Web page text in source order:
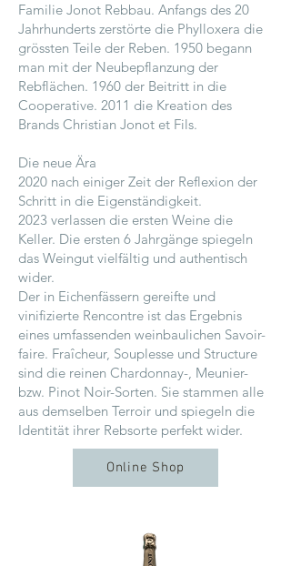
Familie Jonot Rebbau. Anfangs des 20
Jahrhunderts zerstörte die Phylloxera die
grössten Teile der Reben. 1950 begann
man mit der Neubepflanzung der
Rebflächen. 1960 der Beitritt in die
Cooperative. 2011 die Kreation des
Brands Christian Jonot et Fils.
Die neue Ära
2020 nach einiger Zeit der Reflexion der
Schritt in die Eigenständigkeit.
2023 verlassen die ersten Weine die
Keller. Die ersten 6 Jahrgänge spiegeln
das Weingut vielfältig und authentisch
wider.
Der in Eichenfässern gereifte und
vinifizierte Rencontre ist das Ergebnis
eines umfassenden weinbaulichen Savoir-
faire. Fraîcheur, Souplesse und Structure
sind die reinen Chardonnay-, Meunier-
bzw. Pinot Noir-Sorten. Sie stammen alle
aus demselben Terroir und spiegeln die
Identität ihrer Rebsorte perfekt wider.
Online Shop